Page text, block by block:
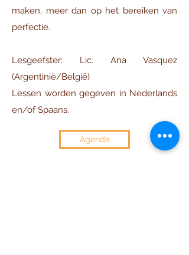
maken, meer dan op het bereiken van
perfectie.
Lesgeefster: Lic. Ana Vasquez
(Argentinië/België)
Lessen worden gegeven in Nederlands
en/of Spaans.
Agenda